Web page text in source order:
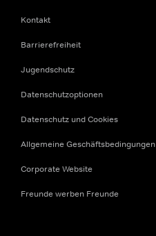
Kontakt
Barrierefreiheit
Jugendschutz
Datenschutzoptionen
Datenschutz und Cookies
Allgemeine Geschäftsbedingungen
Corporate Website
Freunde werben Freunde